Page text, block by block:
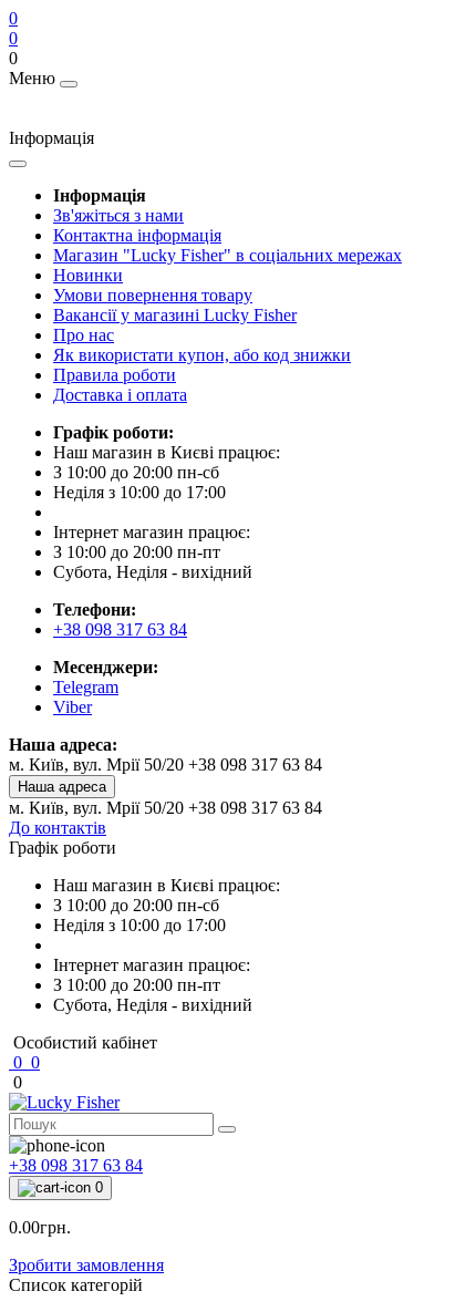
0
0
0
Меню
Інформація
Інформація
Зв'яжіться з нами
Контактна інформація
Магазин "Lucky Fisher" в соціальних мережах
Новинки
Умови повернення товару
Вакансії у магазині Lucky Fisher
Про нас
Як використати купон, або код знижки
Правила роботи
Доставка і оплата
Графік роботи:
Наш магазин в Києві працює:
З 10:00 до 20:00 пн-сб
Неділя з 10:00 до 17:00
Інтернет магазин працює:
З 10:00 до 20:00 пн-пт
Субота, Неділя - вихідний
Телефони:
+38 098 317 63 84
Месенджери:
Telegram
Viber
Наша адреса:
м. Київ, вул. Мрії 50/20 +38 098 317 63 84
Наша адреса
м. Київ, вул. Мрії 50/20 +38 098 317 63 84
До контактів
Графік роботи
Наш магазин в Києві працює:
З 10:00 до 20:00 пн-сб
Неділя з 10:00 до 17:00
Інтернет магазин працює:
З 10:00 до 20:00 пн-пт
Субота, Неділя - вихідний
Особистий кабінет
0 0
0
+38 098 317 63 84
0
0.00грн.
Зробити замовлення
Список категорій